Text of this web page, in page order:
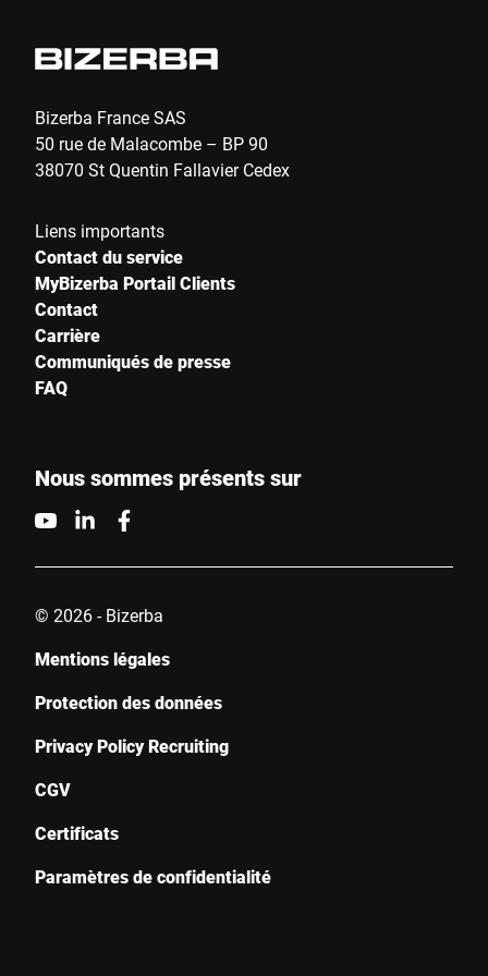
Bizerba France SAS
50 rue de Malacombe – BP 90
38070 St Quentin Fallavier Cedex
Liens importants
Contact du service
MyBizerba Portail Clients
Contact
Carrière
Communiqués de presse
FAQ
Nous sommes présents sur
© 2026 - Bizerba
Mentions légales
Protection des données
Privacy Policy Recruiting
CGV
Certificats
Paramètres de confidentialité